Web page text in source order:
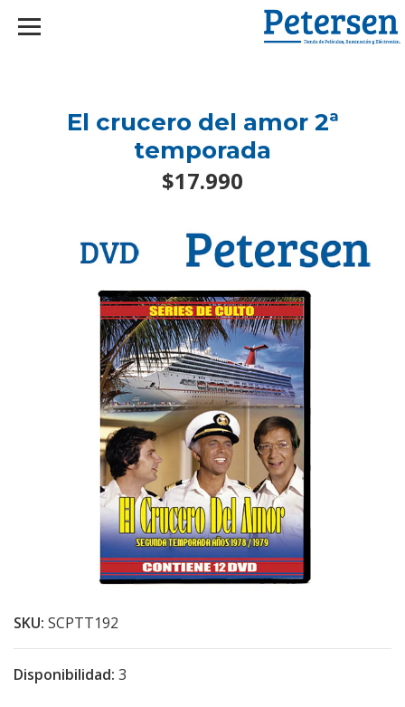
El crucero del amor 2ª
temporada
$17.990
SKU: SCPTT192
Disponibilidad: 3